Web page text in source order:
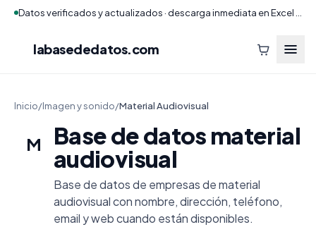
labasededatos.com
Inicio/Imagen y sonido/Material Audiovisual
M
Base de datos material
audiovisual
Base de datos de empresas de material
audiovisual con nombre, dirección, teléfono,
email y web cuando están disponibles.